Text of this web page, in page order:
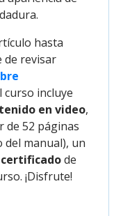
hasta
de revisar
curso incluye
en video,
de 52 páginas
manual), un
certificadode
¡Disfrute!